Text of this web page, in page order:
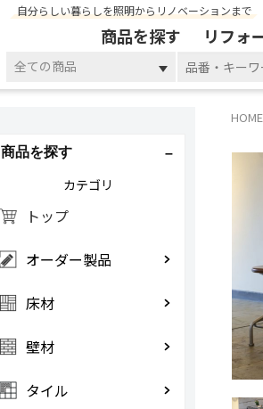
自分らしい暮らしを照明からリノベーションまで
商品を探す リフォ
全ての商品
HOME
商品を探す
カテゴリ
トップ
オーダー製品
床材
壁材
タイル